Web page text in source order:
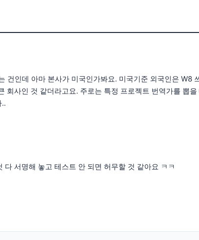
건인데 아마 본사가 미국인가봐요. 미국기준 외국인은 W8
회사인 것 같더라고요. 주로는 특정 프로젝트 번역가를 뽑
서명해 놓고 테스트 안 되면 허무할 것 같아요 ㅋㅋ